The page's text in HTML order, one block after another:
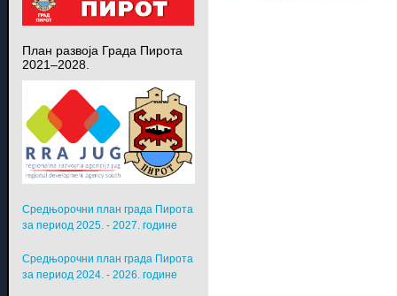
План развоја Града Пирота
2021–2028.
Средњорочни план града Пирота
за период 2025. - 2027. године
Средњорочни план града Пирота
за период 2024. - 2026. године